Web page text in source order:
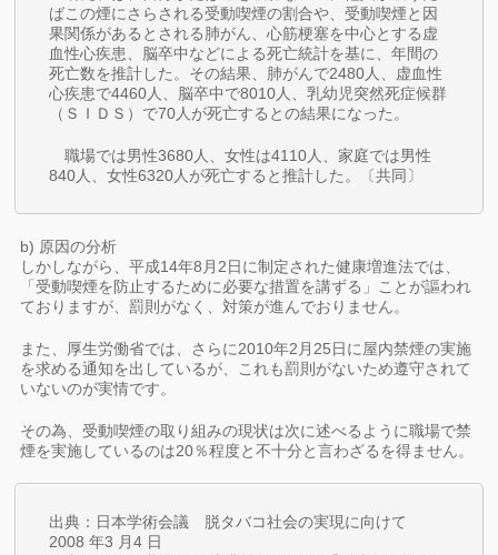
ばこの煙にさらされる受動喫煙の割合や、受動喫煙と因
果関係があるとされる肺がん、心筋梗塞を中心とする虚
血性心疾患、脳卒中などによる死亡統計を基に、年間の
死亡数を推計した。その結果、肺がんで2480人、虚血性
心疾患で4460人、脳卒中で8010人、乳幼児突然死症候群
（ＳＩＤＳ）で70人が死亡するとの結果になった。
職場では男性3680人、女性は4110人、家庭では男性
840人、女性6320人が死亡すると推計した。〔共同〕
b) 原因の分析
しかしながら、平成14年8月2日に制定された健康増進法では、
「受動喫煙を防止するために必要な措置を講ずる」ことが謳われ
ておりますが、罰則がなく、対策が進んでおりません。
また、厚生労働省では、さらに2010年2月25日に屋内禁煙の実施
を求める通知を出しているが、これも罰則がないため遵守されて
いないのが実情です。
その為、受動喫煙の取り組みの現状は次に述べるように職場で禁
煙を実施しているのは20％程度と不十分と言わざるを得ません。
出典：日本学術会議 脱タバコ社会の実現に向けて
2008 年3 月4 日